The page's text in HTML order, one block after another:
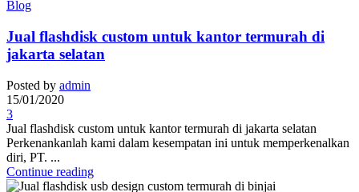
Blog
Jual flashdisk custom untuk kantor termurah di
jakarta selatan
Posted by admin
15/01/2020
3
Jual flashdisk custom untuk kantor termurah di jakarta selatan
Perkenankanlah kami dalam kesempatan ini untuk memperkenalkan
diri, PT. ...
Continue reading